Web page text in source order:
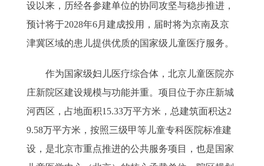
设以来，历经各参建单位的协同攻坚与稳步推进，
预计将于2028年6月建成投用，届时将为京南及京
津冀区域的患儿提供优质的国家级儿童医疗服务。
作为国家级妇儿医疗综合体，北京儿童医院亦
庄新院区建设规模与功能并重。项目位于亦庄新城
河西区，占地面积15.33万平方米，总建筑面积达2
9.58万平方米，按照三级甲等儿童专科医院标准建
设，是北京市重点推进的公共服务项目，也是国家